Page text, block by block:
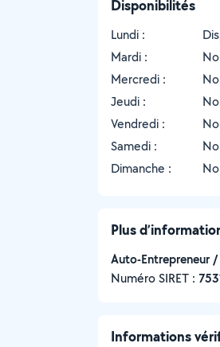
Disponibilités
Lundi :
Mardi :
Mercredi :
Jeudi :
Vendredi :
Samedi :
Dimanche :
Plus
Auto-Entrepreneur
Numéro SIRET :
Informations